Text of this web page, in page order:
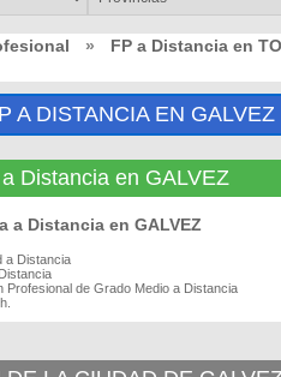
» FP a Distancia en
A DISTANCIA EN GALVEZ
Distancia en GALVEZ
a Distancia en GALVEZ
a Distancia
Profesional de Grado Medio a Distancia